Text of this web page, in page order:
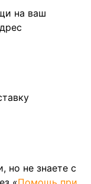
на ваш
но не знаете с